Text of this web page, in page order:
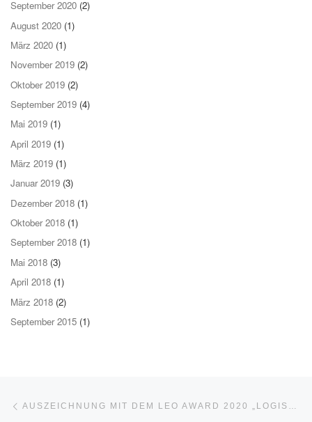
September 2020 (2)
August 2020 (1)
März 2020 (1)
November 2019 (2)
Oktober 2019 (2)
September 2019 (4)
Mai 2019 (1)
April 2019 (1)
März 2019 (1)
Januar 2019 (3)
Dezember 2018 (1)
Oktober 2018 (1)
September 2018 (1)
Mai 2018 (3)
April 2018 (1)
März 2018 (2)
September 2015 (1)
Beitragsnavigation AUSZEICHNUNG MIT DEM LEO AWARD 2020 „LOGISTISCHE LEBENSLEISTUNG“ FÜR FRIEDRICH WENDT